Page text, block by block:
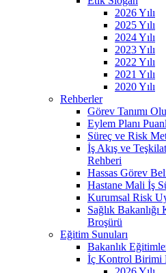
2026 Yılı
2025 Yılı
2024 Yılı
2023 Yılı
2022 Yılı
2021 Yılı
2020 Yılı
Rehberler
Görev Tanımı
Eylem Planı
Süreç ve Risk
İş Akış ve
Rehberi
Hassas Görev
Hastane Mali İş
Kurumsal Risk
Sağlık
Broşürü
Eğitim Sunuları
Bakanlık
İç Kontrol Birimi